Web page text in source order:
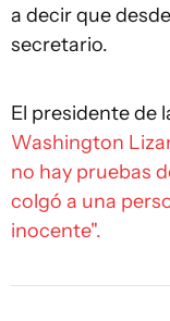
a decir que
secretario.
El presidente de
Washington
no hay pruebas
colgó a una
inocente".